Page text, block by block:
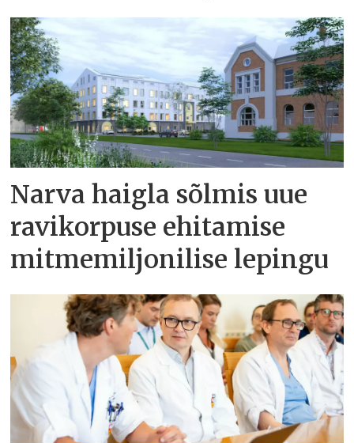
Narva haigla sõlmis uue
ravikorpuse ehitamise
mitmemiljonilise lepingu